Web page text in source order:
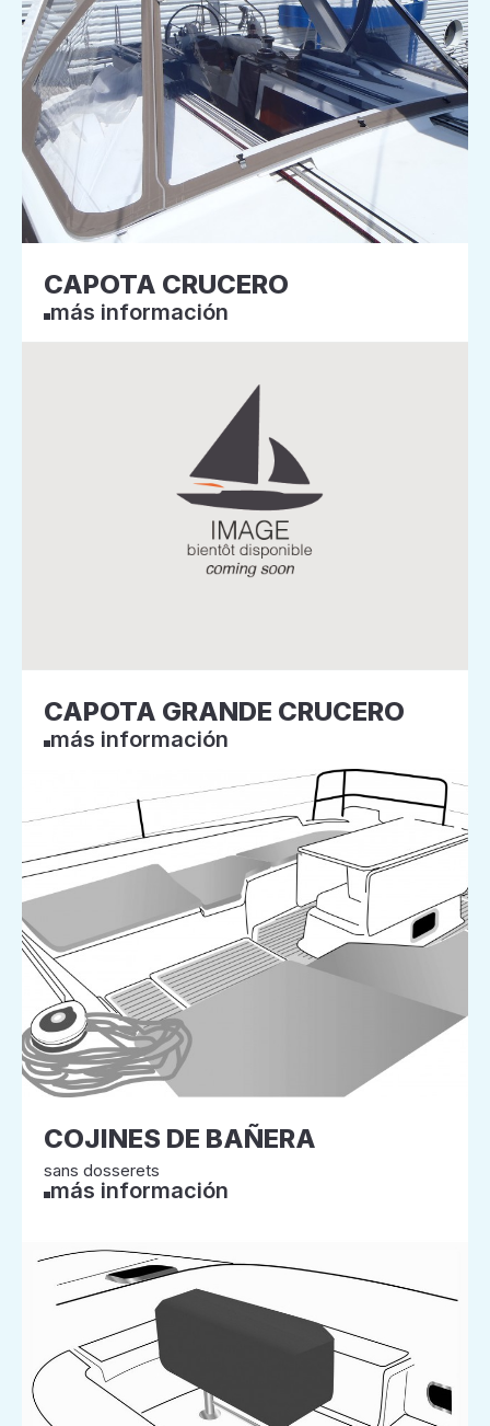
CAPOTA CRUCERO
más información
CAPOTA GRANDE CRUCERO
más información
COJINES DE BAÑERA
sans dosserets
más información